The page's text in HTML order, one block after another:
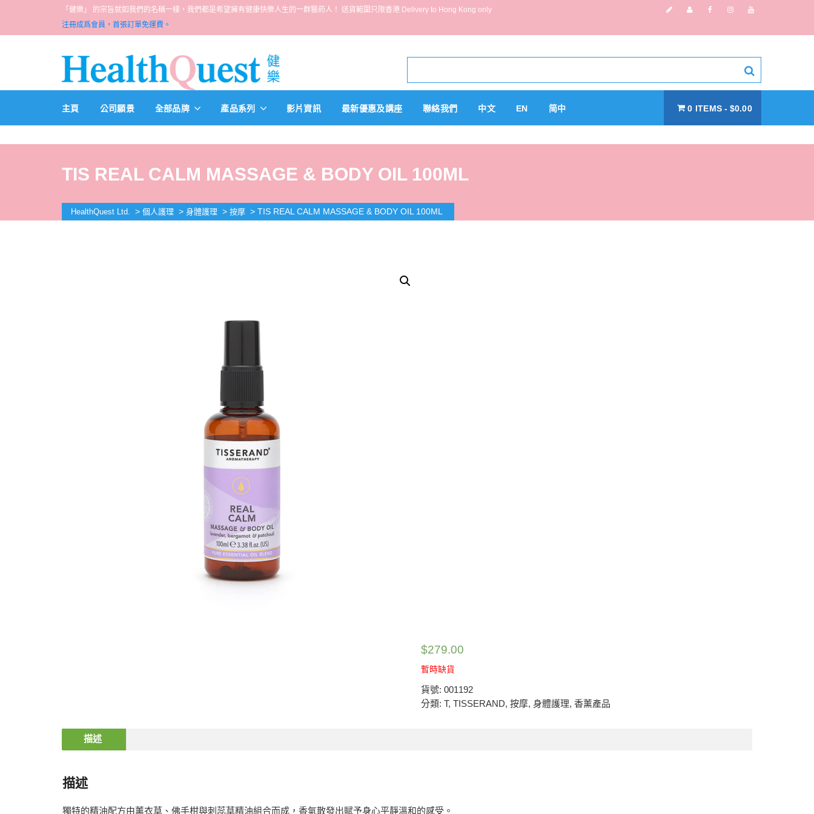
「健樂」 的宗旨就如我們的名稱一樣，我們都是希望擁有健康快樂人生的一群醫葯人！ 送貨範圍只限香港 Delivery to Hong Kong only
注冊成爲會員，首張訂單免運費。
主頁 公司願景 全部品牌 產品系列 影片資訊 最新優惠及講座 聯絡我們 中文 EN 简中 0 ITEMS $0.00
TIS REAL CALM MASSAGE & BODY OIL 100ML
HealthQuest Ltd. > 個人護理 > 身體護理 > 按摩 > TIS REAL CALM MASSAGE & BODY OIL 100ML
$279.00
暫時缺貨
貨號: 001192
分類: T, TISSERAND, 按摩, 身體護理, 香薰產品
描述
描述
獨特的精油配方由薰衣草、佛手柑與刺蕊草精油組合而成，香氣散發出賦予身心平靜溫和的感受。